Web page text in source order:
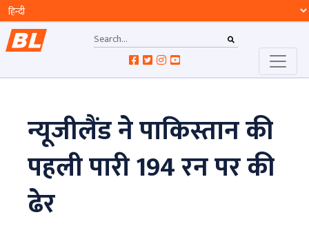
न्यूजीलैंड ने पाकिस्तान की
पहली पारी 194 रन पर की
ढेर